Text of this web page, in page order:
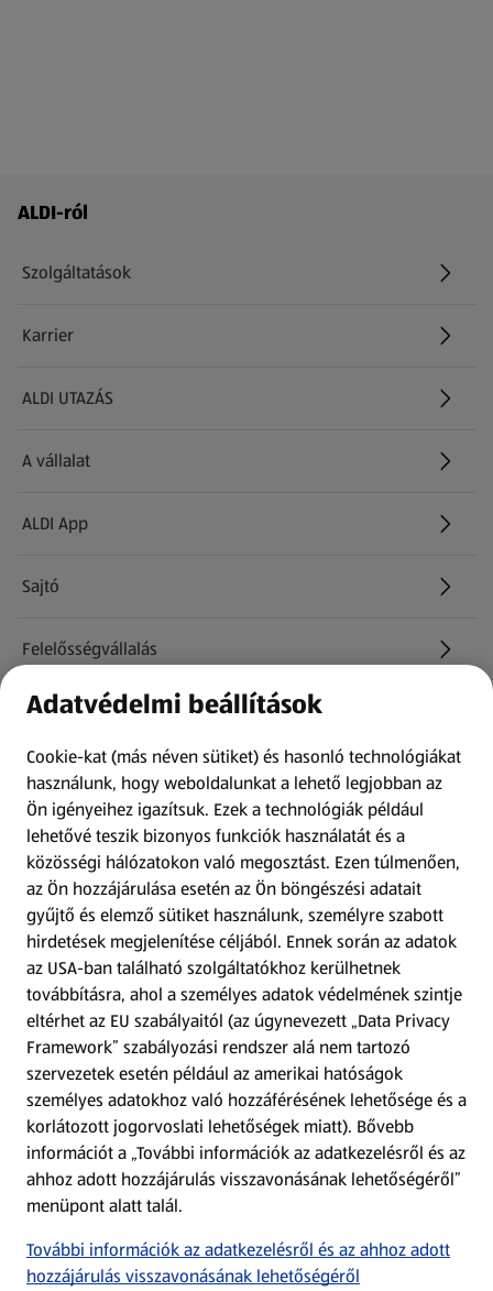
Láblécmenü - további linkek
ALDI-ról
Szolgáltatások
Karrier
(új oldalon nyílik meg)
ALDI UTAZÁS
(új oldalon nyílik meg)
A vállalat
ALDI App
Sajtó
Felelősségvállalás
Információk
Kérdőív
Fizetési lehetőségek
ALDI utalványok
Árcsökkentés
Adattörlő alkalmazás
Szervizpont
(új oldalon nyílik meg)
Fedezz fel minket az interneten!
Töltsd le az ALDI Magyarország applikációt!
Adatvédelmi beállítások
Cookie-kat (más néven sütiket) és hasonló technológiákat
használunk, hogy weboldalunkat a lehető legjobban az
Ön igényeihez igazítsuk. Ezek a technológiák például
lehetővé teszik bizonyos funkciók használatát és a
közösségi hálózatokon való megosztást. Ezen túlmenően,
az Ön hozzájárulása esetén az Ön böngészési adatait
gyűjtő és elemző sütiket használunk, személyre szabott
hirdetések megjelenítése céljából. Ennek során az adatok
az USA-ban található szolgáltatókhoz kerülhetnek
továbbításra, ahol a személyes adatok védelmének szintje
eltérhet az EU szabályaitól (az úgynevezett „Data Privacy
Framework” szabályozási rendszer alá nem tartozó
szervezetek esetén például az amerikai hatóságok
személyes adatokhoz való hozzáférésének lehetősége és a
korlátozott jogorvoslati lehetőségek miatt). Bővebb
információt a „További információk az adatkezelésről és az
ahhoz adott hozzájárulás visszavonásának lehetőségéről”
menüpont alatt talál.
További információk az adatkezelésről és az ahhoz adott
hozzájárulás visszavonásának lehetőségéről